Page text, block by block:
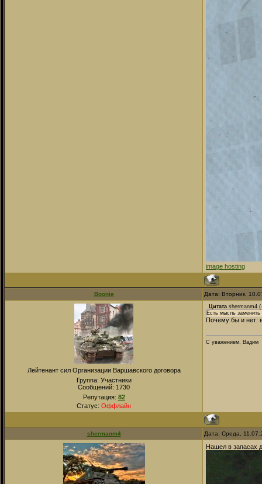
image hosting
Boonie Дата: Вторник,
Лейтенант сил Организации Варшавского договора
Группа: Участники
Сообщений: 1730
Репутация: 82
Статус: Оффлайн
Цитата shermanm4 (
Есть мысль
Почему бы и нет:
С уважением, Вадим
shermanm4 Дата: Среда,
Нашел в запасах